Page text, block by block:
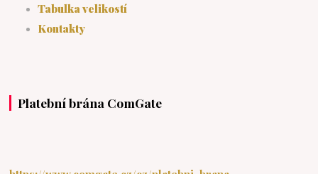
Tabulka velikostí
Kontakty
Platební brána ComGate